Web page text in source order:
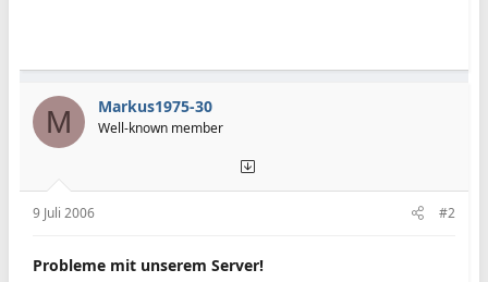
M Markus1975-30
Well-known member
9 Juli 2006 #2
Probleme mit unserem Server!